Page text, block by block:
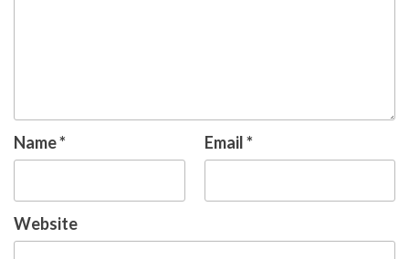
Name* Email*
Website